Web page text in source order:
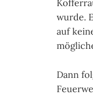
wurde.
auf
Dann